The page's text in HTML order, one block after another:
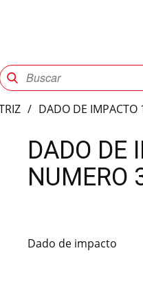
/ DADO DE IMPACTO
DADO DE
NUMERO
Dado de impacto